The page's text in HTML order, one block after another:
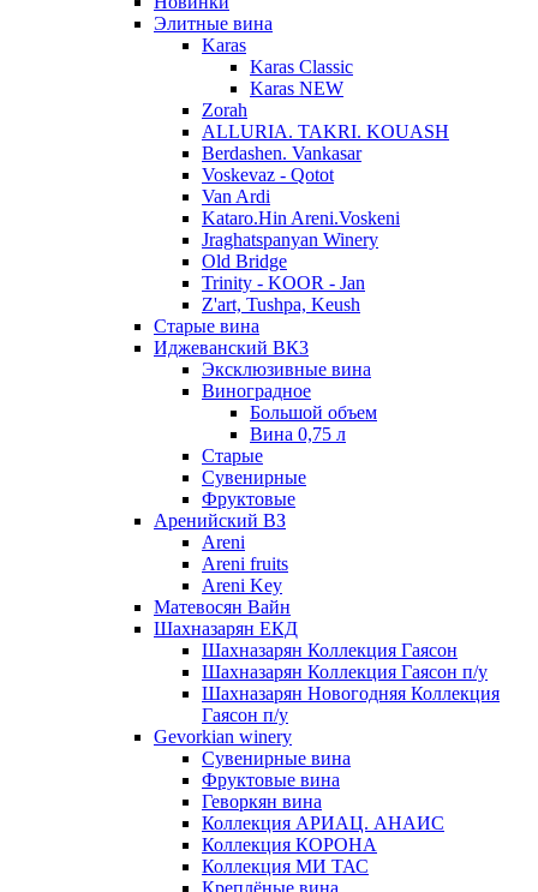
Элитные вина
Karas
Karas Classic
Karas NEW
Zorah
ALLURIA. TAKRI. KOUASH
Berdashen. Vankasar
Voskevaz - Qotot
Van Ardi
Kataro.Hin Areni.Voskeni
Jraghatspanyan Winery
Old Bridge
Trinity - KOOR - Jan
Z'art, Tushpa, Keush
Старые вина
Иджеванский ВК3
Эксклюзивные вина
Виноградное
Большой объем
Вина 0,75 л
Старые
Сувенирные
Фруктовые
Аренийский ВЗ
Areni
Areni fruits
Areni Key
Матевосян Вайн
Шахназарян ЕКД
Шахназарян Коллекция Гаясон
Шахназарян Коллекция Гаясон п/у
Шахназарян Новогодняя Коллекция
Гаясон п/у
Gevorkian winery
Сувенирные вина
Фруктовые вина
Геворкян вина
Коллекция АРИАЦ. АНАИС
Коллекция КОРОНА
Коллекция МИ ТАС
Креплёные вина